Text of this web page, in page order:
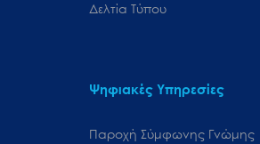
Δελτία Τύπου
Ψηφιακές Υπηρεσίες
Παροχή Σύμφωνης Γνώμης